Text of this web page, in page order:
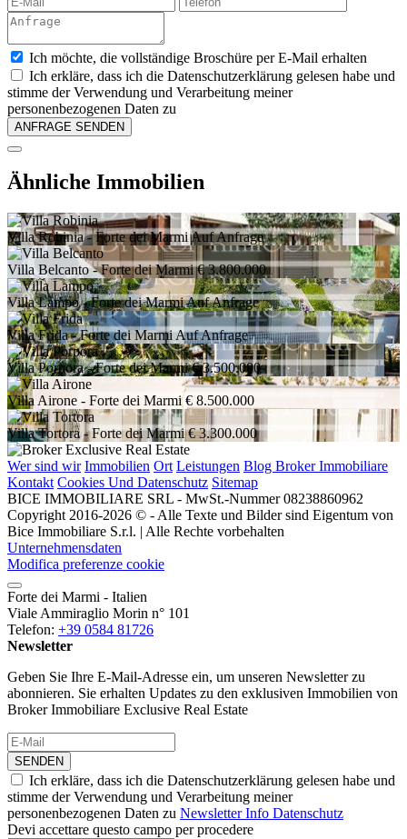
Ich möchte, die vollständige Broschüre per E-Mail erhalten
Ich erkläre, dass ich die Datenschutzerklärung gelesen habe und
stimme der Verwendung und Verarbeitung meiner
personenbezogenen Daten zu
Ähnliche Immobilien
Villa Robinia- Forte dei MarmiAuf Anfrage
Villa Belcanto- Forte dei Marmi € 3.800.000
Villa Lampo- Forte dei MarmiAuf Anfrage
Villa Frida- Forte dei MarmiAuf Anfrage
Villa Porpora- Forte dei Marmi € 3.500.000
Villa Airone - Forte dei Marmi € 8.500.000
Villa Tortora- Forte dei Marmi € 3.300.000
Wer sind wir Immobilien Ort Leistungen Blog Broker Immobiliare
Kontakt Cookies Und Datenschutz Sitemap
BICE IMMOBILIARE SRL - MwSt.-Nummer 08238860962
Copyright 2016-2026 © - Alle Texte und Bilder sind Eigentum von
Bice Immobiliare S.r.l. | Alle Rechte vorbehalten
Unternehmensdaten
Modifica preferenze cookie
Forte dei Marmi - Italien
Viale Ammiraglio Morin n° 101
Telefon: +39 0584 81726
Newsletter
Geben Sie Ihre E-Mail-Adresse ein, um unseren Newsletter zu
abonnieren. Sie erhalten Updates zu den exklusiven Immobilien von
Broker Immobiliare Exclusive Real Estate
SENDEN
Ich erkläre, dass ich die Datenschutzerklärung gelesen habe und
stimme der Verwendung und Verarbeitung meiner
personenbezogenen Daten zu Newsletter Info Datenschutz
Devi accettare questo campo per procedere